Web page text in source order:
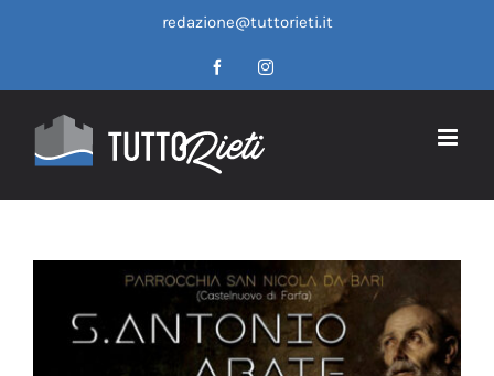
redazione@tuttorieti.it
FacebookInstagram